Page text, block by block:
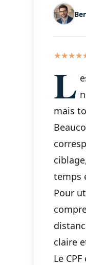
L
mais
temps
Pour
claire
Le